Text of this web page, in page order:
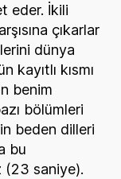
eder. İkili
çıkarlar
dünya
kayıtlı kısmı
benim
bölümleri
beden dilleri
bu
(23 saniye).